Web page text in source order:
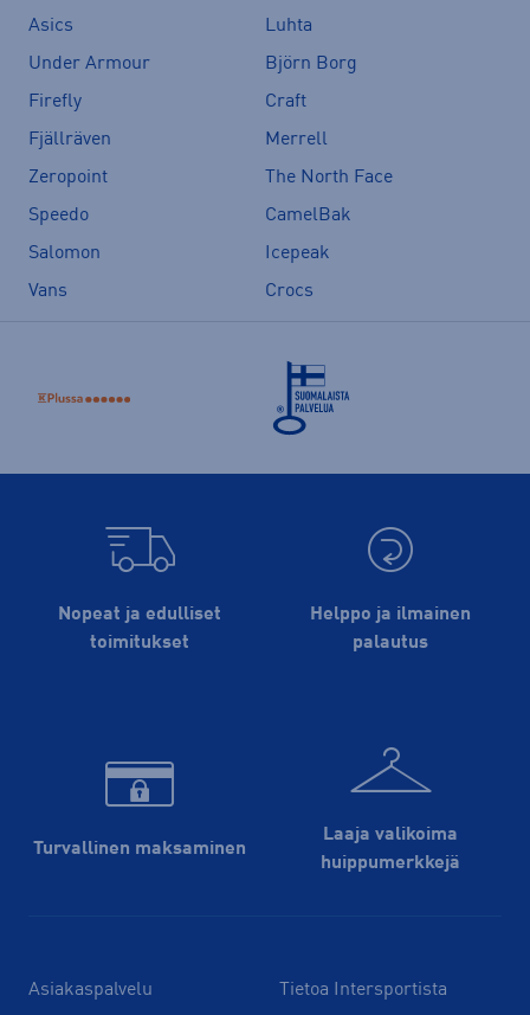
Asics
Luhta
Under Armour
Björn Borg
Firefly
Craft
Fjällräven
Merrell
Zeropoint
The North Face
Speedo
CamelBak
Salomon
Icepeak
Vans
Crocs
Nopeat ja edulliset
toimitukset
Helppo ja ilmainen
palautus
Turvallinen maksaminen
Laaja valikoima
huippu­merkkejä
Asiakaspalvelu
Tietoa Intersportista